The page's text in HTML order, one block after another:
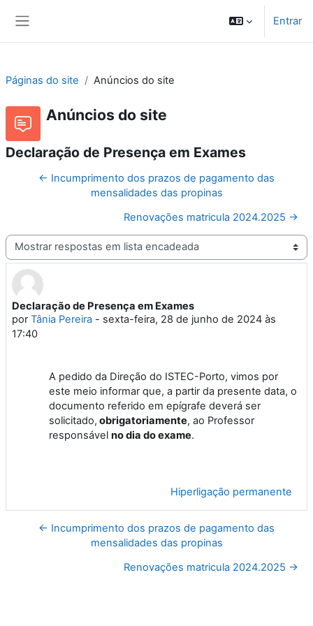
Entrar
Páginas do site Anúncios do site
Anúncios do site
Declaração de Presença em Exames
← Incumprimento dos prazos de pagamento das
mensalidades das propinas
Renovações matricula 2024.2025 →
Modo de visualização
Declaração de Presença em Exames
porTânia Pereira - sexta-feira, 28 de junho de 2024 às
17:40
Número de respostas: 0
A pedido da Direção do ISTEC-Porto, vimos por
este meio informar que, a partir da presente data, o
documento referido em epígrafe deverá ser
solicitado, obrigatoriamente, ao Professor
responsável no dia do exame.
Hiperligação permanente
← Incumprimento dos prazos de pagamento das
mensalidades das propinas
Renovações matricula 2024.2025 →